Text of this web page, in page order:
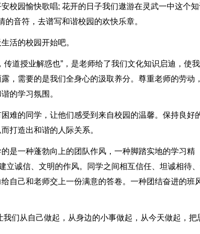
校园愉快歌唱; 花开的日子我们遨游在灵武一中这个知
音符，去谱写和谐校园的欢快乐章。
活的校园开始吧。
道授业解惑也”，是老师给了我们文化知识启迪，使
，需要的是我们全身心的汲取养分。尊重老师的劳动，
的学习氛围。
难的同学，让他们感受到来自校园的温馨。保持良好
打造出和谐的人际关系。
是一种蓬勃向上的团队作风，一种脚踏实地的学习精
立诚信、文明的作风。同学之间相互信任、坦诚相待
自己和老师交上一份满意的答卷。一种团结奋进的班
我们从自己做起，从身边的小事做起，从今天做起，把